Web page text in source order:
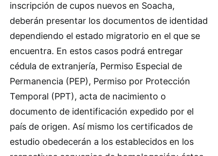
inscripción de cupos nuevos en Soacha,
deberán presentar los documentos de identidad
dependiendo el estado migratorio en el que se
encuentra. En estos casos podrá entregar
cédula de extranjería, Permiso Especial de
Permanencia (PEP), Permiso por Protección
Temporal (PPT), acta de nacimiento o
documento de identificación expedido por el
país de origen. Así mismo los certificados de
estudio obedecerán a los establecidos en los